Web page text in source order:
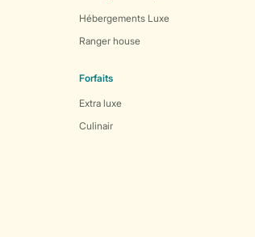
Hébergements Luxe
Ranger house
Forfaits
Extra luxe
Culinair